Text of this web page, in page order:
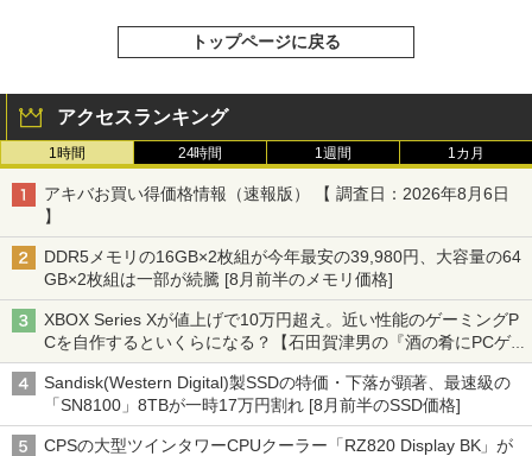
トップページに戻る
アクセスランキング
1時間 24時間 1週間 1カ月
アキバお買い得価格情報（速報版） 【 調査日：2026年8月6日
】
DDR5メモリの16GB×2枚組が今年最安の39,980円、大容量の64
GB×2枚組は一部が続騰 [8月前半のメモリ価格]
XBOX Series Xが値上げで10万円超え。近い性能のゲーミングP
Cを自作するといくらになる？【石田賀津男の『酒の肴にPCゲ
ーム』】
Sandisk(Western Digital)製SSDの特価・下落が顕著、最速級の
「SN8100」8TBが一時17万円割れ [8月前半のSSD価格]
CPSの大型ツインタワーCPUクーラー「RZ820 Display BK」が